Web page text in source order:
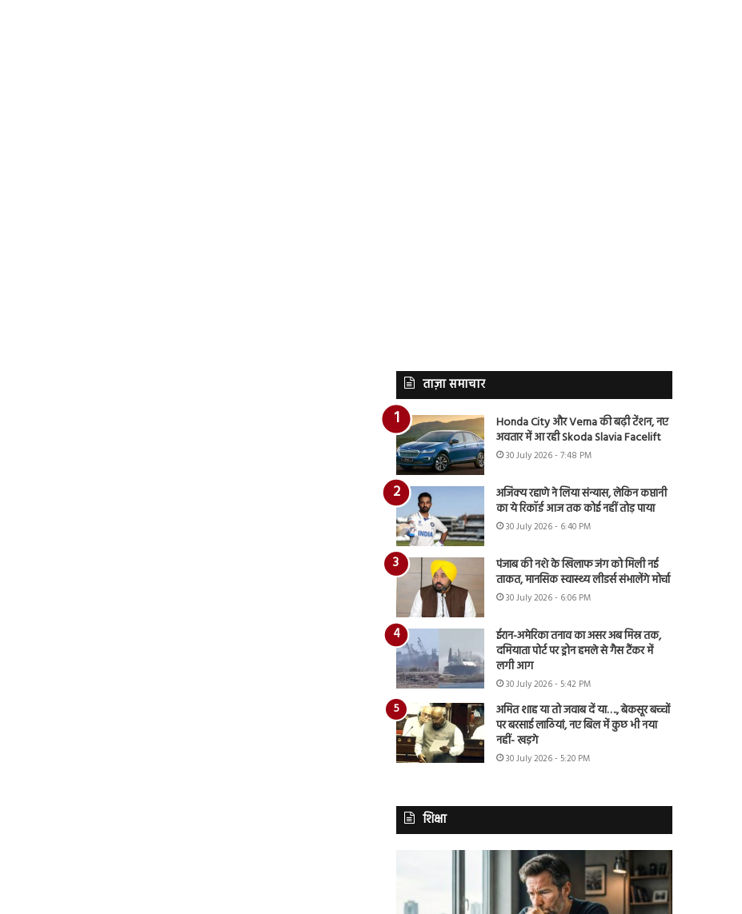
ताज़ा समाचार
Honda City और Verna की बढ़ी टेंशन, नए
अवतार में आ रही Skoda Slavia Facelift
30 July 2026 - 7:48 PM
अजिंक्य रहाणे ने लिया संन्यास, लेकिन कप्तानी
का ये रिकॉर्ड आज तक कोई नहीं तोड़ पाया
30 July 2026 - 6:40 PM
पंजाब की नशे के खिलाफ जंग को मिली नई
ताकत, मानसिक स्वास्थ्य लीडर्स संभालेंगे मोर्चा
30 July 2026 - 6:06 PM
ईरान-अमेरिका तनाव का असर अब मिस्र तक,
दमियाता पोर्ट पर ड्रोन हमले से गैस टैंकर में
लगी आग
30 July 2026 - 5:42 PM
अमित शाह या तो जवाब दें या…., बेकसूर बच्चों
पर बरसाई लाठियां, नए बिल में कुछ भी नया
नहीं- खड़गे
30 July 2026 - 5:20 PM
शिक्षा